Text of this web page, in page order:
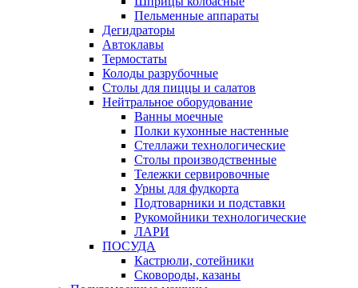
Пельменные аппараты
Дегидраторы
Автоклавы
Термостаты
Колоды разрубочные
Столы для пиццы и салатов
Нейтральное оборудование
Ванны моечные
Полки кухонные настенные
Стеллажи технологические
Столы производственные
Тележки сервировочные
Урны для фудкорта
Подтоварники и подставки
Рукомойники технологические
ЛАРИ
ПОСУДА
Кастрюли, сотейники
Сковороды, казаны